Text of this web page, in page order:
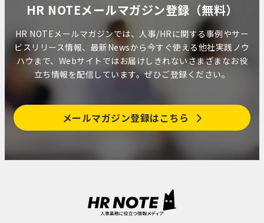
HR NOTEメールマガジン登録（無料）
HR NOTEメールマガジンでは、人事/HRに関する事例やサー
ビスリリース情報、最新Newsから今すぐ使える他社実践ノウ
ハウまで、Webサイトではお届けしきれないさまざまなお役
立ち情報を配信しています。ぜひご登録ください。
メールマガジン登録はこちら